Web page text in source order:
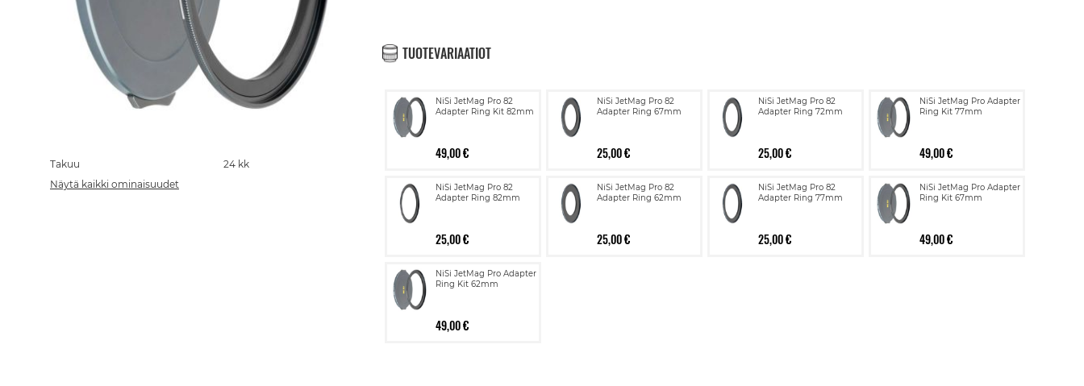
TUOTEVARIAATIOT
NiSi JetMag Pro 82
Adapter Ring Kit 82mm
49,00 €
NiSi JetMag Pro 82
Adapter Ring 67mm
25,00 €
NiSi JetMag Pro 82
Adapter Ring 72mm
25,00 €
NiSi JetMag Pro Adapter
Ring Kit 77mm
49,00 €
NiSi JetMag Pro 82
Adapter Ring 82mm
25,00 €
NiSi JetMag Pro 82
Adapter Ring 62mm
25,00 €
NiSi JetMag Pro 82
Adapter Ring 77mm
25,00 €
NiSi JetMag Pro Adapter
Ring Kit 67mm
49,00 €
NiSi JetMag Pro Adapter
Ring Kit 62mm
49,00 €
the
beginning
of
Takuu
24 kk
Näytä kaikki ominaisuudet